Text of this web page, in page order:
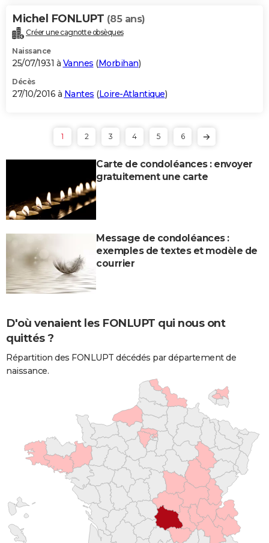
Michel FONLUPT (85 ans)
Créer une cagnotte obsèques
Naissance
25/07/1931 à Vannes (Morbihan)
Décès
27/10/2016 à Nantes (Loire-Atlantique)
1 2 3 4 5 6
Carte de condoléances : envoyer
gratuitement une carte
Message de condoléances :
exemples de textes et modèle de
courrier
D'où venaient les FONLUPT qui nous ont
quittés ?
Répartition des FONLUPT décédés par département de
naissance.